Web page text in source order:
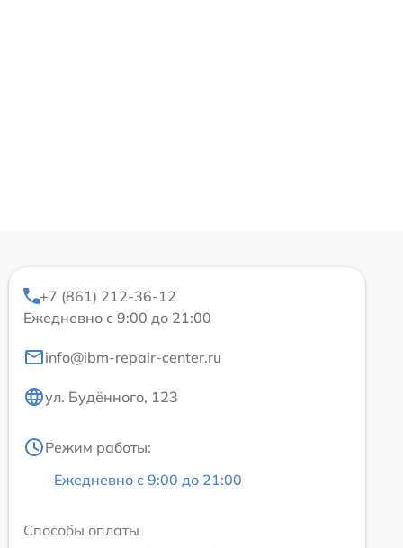
+7 (861) 212-36-12
Ежедневно с 9:00 до 21:00
info@ibm-repair-center.ru
ул. Будённого, 123
Режим работы:
Ежедневно с 9:00 до 21:00
Способы оплаты